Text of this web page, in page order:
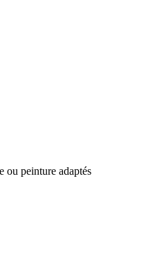
ou peinture adaptés